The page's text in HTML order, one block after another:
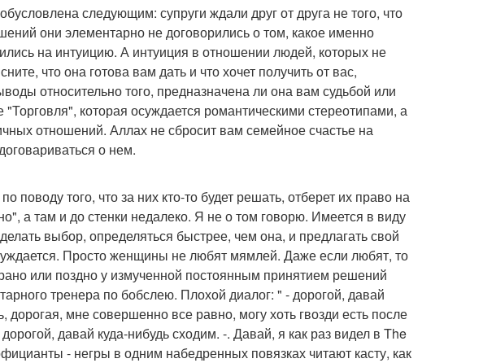
следующим: супруги ждали друг от друга не того, что
они элементарно не договорились о том, какое именно
на интуицию. А интуиция в отношении людей, которых не
что она готова вам дать и что хочет получить от вас,
относительно того, предназначена ли она вам судьбой или
которая осуждается романтическими стереотипами, а
отношений. Аллах не сбросит вам семейное счастье на
о нем.
того, что за них кто-то будет решать, отберет их право на
а там и до стенки недалеко. Я не о том говорю. Имеется в виду
выбор, определяться быстрее, чем она, и предлагать свой
Просто женщины не любят мямлей. Даже если любят, то
или поздно у измученной постоянным принятием решений
тренера по бобслею. Плохой диалог: " - дорогой, давай
дорогая, мне совершенно все равно, могу хоть гвозди есть после
давай куда-нибудь сходим. -. Давай, я как раз видел в The
- негры в одним набедренных повязках читают касту, как